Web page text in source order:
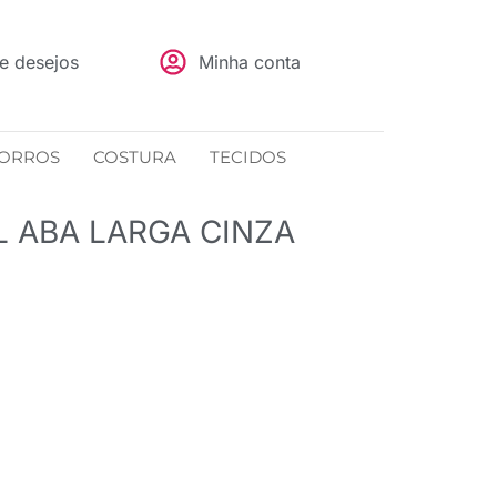
desejos Minha conta
COSTURA TECIDOS
ABA LARGA CINZA